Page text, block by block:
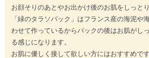
お顔そりのあとやお出かけ後のお肌をしっと
「緑のタラソパック」はフランス産の海泥や
わせて作っているからパックの後はお肌がし
る感じになります。
お肌に優しく接して欲しい方にはおすすめです